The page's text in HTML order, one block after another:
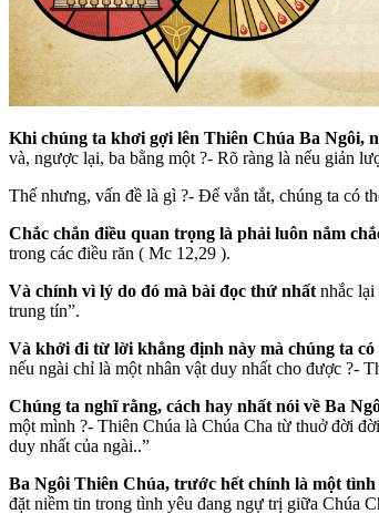
Khi chúng ta khơi gợi lên Thiên Chúa Ba Ngôi,
và, ngược lại, ba bằng một ?- Rõ ràng là nếu giản
Thế nhưng, vấn đề là gì ?- Để vắn tắt, chúng ta có
Chắc chắn điều quan trọng là phải luôn nắm
trong các điều răn ( Mc 12,29 ).
Và chính vì lý do đó mà bài đọc thứ nhất nhắc
trung tín”.
Và khởi đi từ lời khẳng định này mà chúng ta
nếu ngài chỉ là một nhân vật duy nhất cho được ?-
Chúng ta nghĩ rằng, cách hay nhất nói về Ba
một mình ?- Thiên Chúa là Chúa Cha từ thuở đời
duy nhất của ngài..”
Ba Ngôi Thiên Chúa, trước hết chính là một
đặt niềm tin trong tình yêu đang ngự trị giữa Chúa